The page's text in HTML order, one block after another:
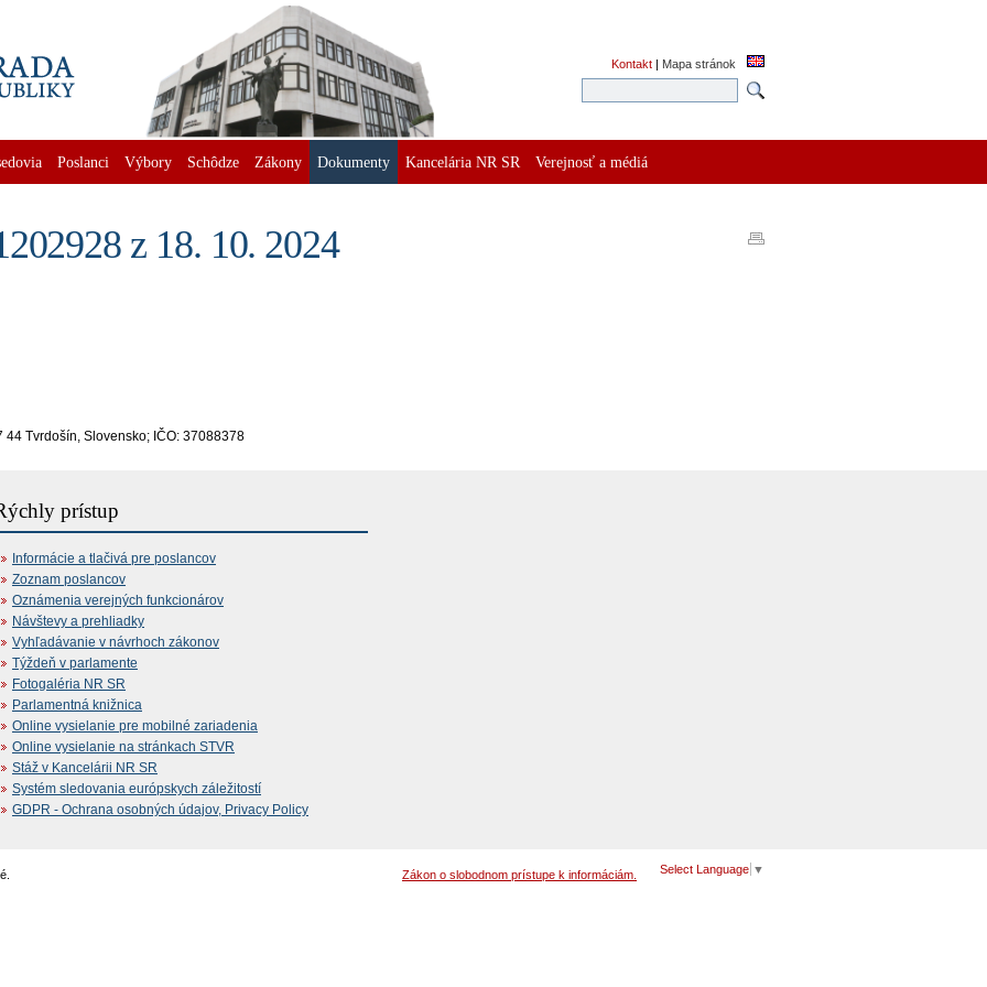
Kontakt | Mapa stránok
Poslanci Výbory Schôdze Zákony Dokumenty Kancelária NR SR Verejnosť a médiá
z 18. 10. 2024
44 Tvrdošín, Slovensko; IČO: 37088378
prístup
Informácie a tlačivá pre poslancov
Zoznam poslancov
Oznámenia verejných funkcionárov
Návštevy a prehliadky
Vyhľadávanie v návrhoch zákonov
Týždeň v parlamente
Fotogaléria NR SR
Parlamentná knižnica
Online vysielanie pre mobilné zariadenia
Online vysielanie na stránkach STVR
Stáž v Kancelárii NR SR
Systém sledovania európskych záležitostí
GDPR - Ochrana osobných údajov, Privacy Policy
Select Language ▼
Zákon o slobodnom prístupe k informáciám.